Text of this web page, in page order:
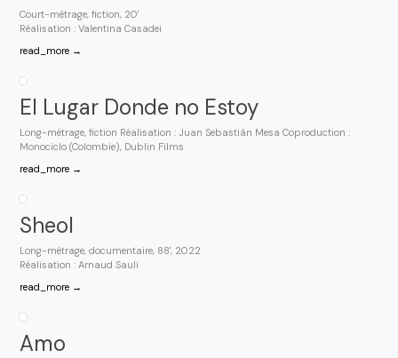
Court-métrage, fiction, 20'
Réalisation : Valentina Casadei
read_more →
El Lugar Donde no Estoy
Long-métrage, fiction Réalisation : Juan Sebastián Mesa Coproduction :
Monociclo (Colombie), Dublin Films
read_more →
Sheol
Long-métrage, documentaire, 88', 2022
Réalisation : Arnaud Sauli
read_more →
Amo